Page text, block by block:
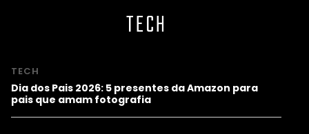
TECH
TECH
Dia dos Pais 2026: 5 presentes da Amazon para
pais que amam fotografia